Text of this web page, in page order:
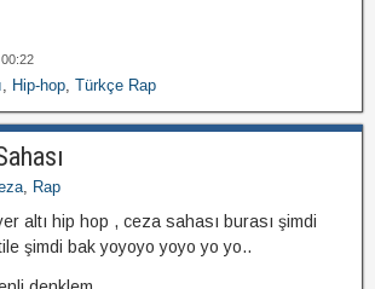
, Hip-hop, Türkçe Rap
, Rap
altı hip hop , ceza sahası burası şimdi
şimdi bak yoyoyo yoyo yo yo..